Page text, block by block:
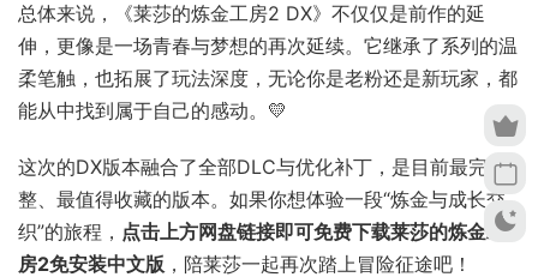
总体来说，《莱莎的炼金工房2 DX》不仅仅是前作的延
伸，更像是一场青春与梦想的再次延续。它继承了系列的温
柔笔触，也拓展了玩法深度，无论你是老粉还是新玩家，都
能从中找到属于自己的感动。💛
这次的DX版本融合了全部DLC与优化补丁，是目前最完
整、最值得收藏的版本。如果你想体验一段“炼金与成长交
织”的旅程， 点击上方网盘链接即可免费下载莱莎的炼金工
房2免安装中文版 ，陪莱莎一起再次踏上冒险征途吧！